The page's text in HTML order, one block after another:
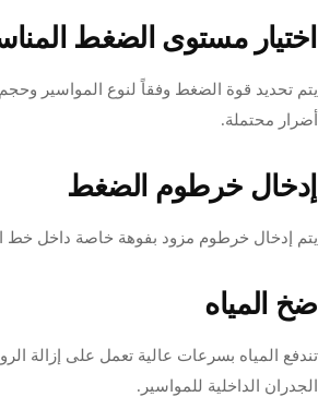
اختيار مستوى الضغط
يتم تحديد قوة الضغط وفقاً لنوع المواسير
أضرار محتملة.
إدخال خرطوم الضغط
يتم إدخال خرطوم مزود بفوهة خاصة داخل
ضخ المياه
تندفع المياه بسرعات عالية تعمل على إزالة
الجدران الداخلية للمواسير.